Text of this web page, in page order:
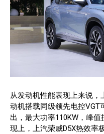
从发动机性能表现上来说，
动机搭载同级领先电控
出，最大功率110KW，峰
现上，上汽荣威D5X热效率